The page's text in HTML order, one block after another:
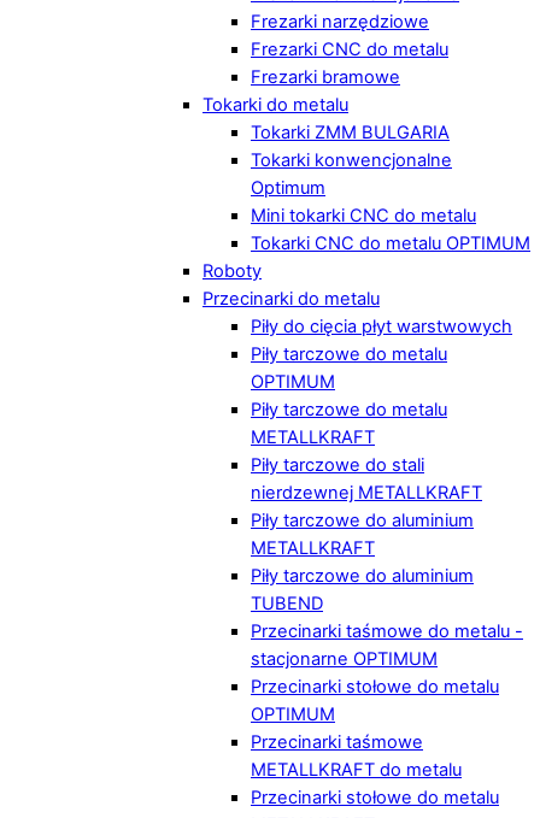
Frezarki narzędziowe
Frezarki CNC do metalu
Frezarki bramowe
Tokarki do metalu
Tokarki ZMM BULGARIA
Tokarki konwencjonalne
Optimum
Mini tokarki CNC do metalu
Tokarki CNC do metalu OPTIMUM
Roboty
Przecinarki do metalu
Piły do cięcia płyt warstwowych
Piły tarczowe do metalu
OPTIMUM
Piły tarczowe do metalu
METALLKRAFT
Piły tarczowe do stali
nierdzewnej METALLKRAFT
Piły tarczowe do aluminium
METALLKRAFT
Piły tarczowe do aluminium
TUBEND
Przecinarki taśmowe do metalu -
stacjonarne OPTIMUM
Przecinarki stołowe do metalu
OPTIMUM
Przecinarki taśmowe
METALLKRAFT do metalu
Przecinarki stołowe do metalu